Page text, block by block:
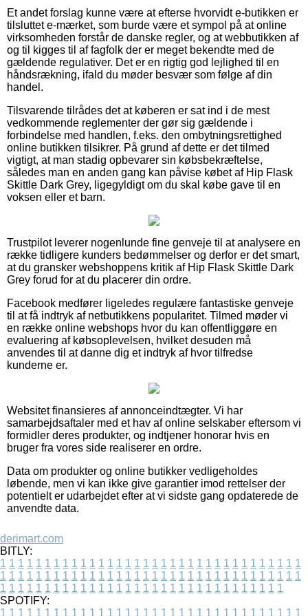
Et andet forslag kunne være at efterse hvorvidt e-butikken er
tilsluttet e-mærket, som burde være et sympol på at online
virksomheden forstår de danske regler, og at webbutikken af
og til kigges til af fagfolk der er meget bekendte med de
gældende regulativer. Det er en rigtig god lejlighed til en
håndsrækning, ifald du møder besvær som følge af din
handel.
Tilsvarende tilrådes det at køberen er sat ind i de mest
vedkommende reglementer der gør sig gældende i
forbindelse med handlen, f.eks. den ombytningsrettighed
online butikken tilsikrer. På grund af dette er det tilmed
vigtigt, at man stadig opbevarer sin købsbekræftelse,
således man en anden gang kan påvise købet af Hip Flask
Skittle Dark Grey, ligegyldigt om du skal købe gave til en
voksen eller et barn.
Trustpilot leverer nogenlunde fine genveje til at analysere en
række tidligere kunders bedømmelser og derfor er det smart,
at du gransker webshoppens kritik af Hip Flask Skittle Dark
Grey forud for at du placerer din ordre.
Facebook medfører ligeledes regulære fantastiske genveje
til at få indtryk af netbutikkens popularitet. Tilmed møder vi
en række online webshops hvor du kan offentliggøre en
evaluering af købsoplevelsen, hvilket desuden må
anvendes til at danne dig et indtryk af hvor tilfredse
kunderne er.
Websitet finansieres af annonceindtægter. Vi har
samarbejdsaftaler med et hav af online selskaber eftersom vi
formidler deres produkter, og indtjener honorar hvis en
bruger fra vores side realiserer en ordre.
Data om produkter og online butikker vedligeholdes
løbende, men vi kan ikke give garantier imod rettelser der
potentielt er udarbejdet efter at vi sidste gang opdaterede de
anvendte data.
derimart.com
BITLY:
1 1 1 1 1 1 1 1 1 1 1 1 1 1 1 1 1 1 1 1 1 1 1 1 1 1 1 1 1 1 1 1 1 1
1 1 1 1 1 1 1 1 1 1 1 1 1 1 1 1 1 1 1 1 1 1 1 1 1 1 1 1 1 1 1 1 1 1
1 1 1 1 1 1 1 1 1 1 1 1 1 1 1 1 1 1 1 1 1 1 1 1 1 1 1 1 1 1 1 1
SPOTIFY:
1 1 1 1 1 1 1 1 1 1 1 1 1 1 1 1 1 1 1 1 1 1 1 1 1 1 1 1 1 1 1 1 1 1